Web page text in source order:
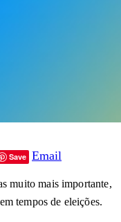
Save Email
muito mais importante,
tempos de eleições.